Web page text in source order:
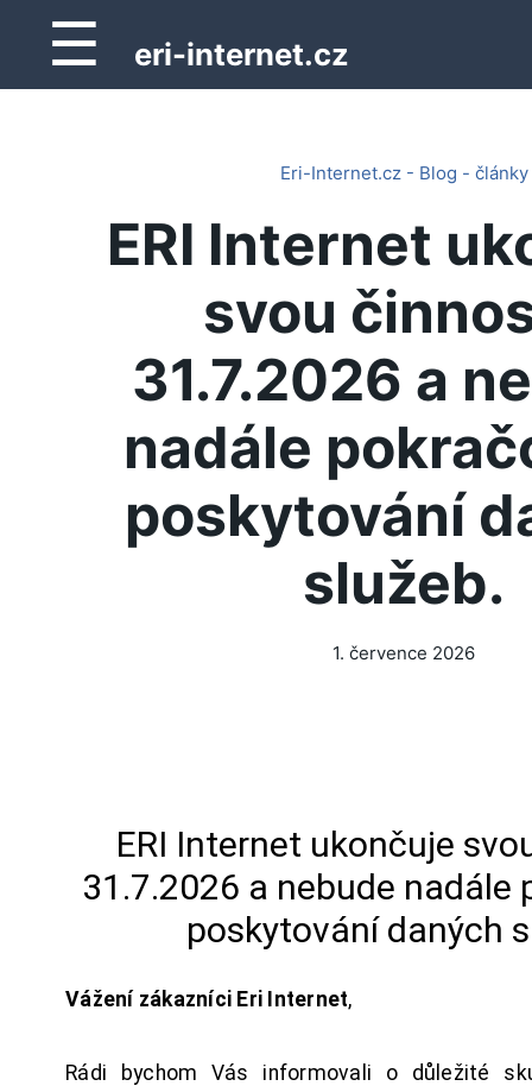
☰ eri-internet.cz
Eri-Internet.cz - Blog - články
ERI Internet
svou
31.7.2026 a
nadále
poskytování
služeb.
1. července 2026
ERI Internet ukončuje
31.7.2026 a nebude nadále
poskytování daných
Vážení zákazníci Eri Internet,
Rádi bychom Vás informovali o důležité